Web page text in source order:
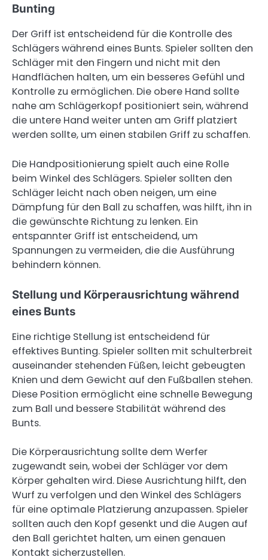
Bunting
Der Griff ist entscheidend für die Kontrolle des
Schlägers während eines Bunts. Spieler sollten den
Schläger mit den Fingern und nicht mit den
Handflächen halten, um ein besseres Gefühl und
Kontrolle zu ermöglichen. Die obere Hand sollte
nahe am Schlägerkopf positioniert sein, während
die untere Hand weiter unten am Griff platziert
werden sollte, um einen stabilen Griff zu schaffen.
Die Handpositionierung spielt auch eine Rolle
beim Winkel des Schlägers. Spieler sollten den
Schläger leicht nach oben neigen, um eine
Dämpfung für den Ball zu schaffen, was hilft, ihn in
die gewünschte Richtung zu lenken. Ein
entspannter Griff ist entscheidend, um
Spannungen zu vermeiden, die die Ausführung
behindern können.
Stellung und Körperausrichtung während
eines Bunts
Eine richtige Stellung ist entscheidend für
effektives Bunting. Spieler sollten mit schulterbreit
auseinander stehenden Füßen, leicht gebeugten
Knien und dem Gewicht auf den Fußballen stehen.
Diese Position ermöglicht eine schnelle Bewegung
zum Ball und bessere Stabilität während des
Bunts.
Die Körperausrichtung sollte dem Werfer
zugewandt sein, wobei der Schläger vor dem
Körper gehalten wird. Diese Ausrichtung hilft, den
Wurf zu verfolgen und den Winkel des Schlägers
für eine optimale Platzierung anzupassen. Spieler
sollten auch den Kopf gesenkt und die Augen auf
den Ball gerichtet halten, um einen genauen
Kontakt sicherzustellen.